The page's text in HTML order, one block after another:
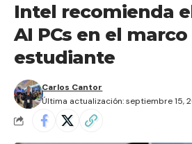
Intel recomienda
AI PCs en el
estudiante
Última actualización: septiembre 15,
Carlos Cantor